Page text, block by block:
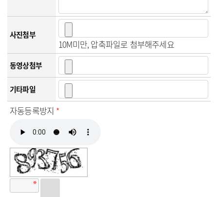
사진첨부
10M미만, 압축파일로 첨부해주세요
동영상첨부
기타파일
자동등록방지 *